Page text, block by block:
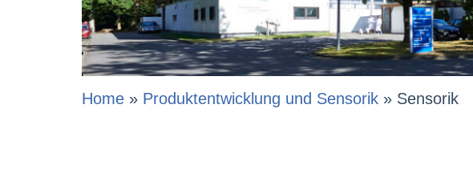
Home » Produktentwicklung und Sensorik » Sensorik